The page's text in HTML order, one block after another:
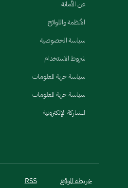
عن الأمانة
الأنظمة واللوائح
سياسة الخصوصية
شروط الاستخدام
سياسة حرية المعلومات
سياسة حرية المعلومات
المشاركة الإلكترونية
خريطة الموقع RSS